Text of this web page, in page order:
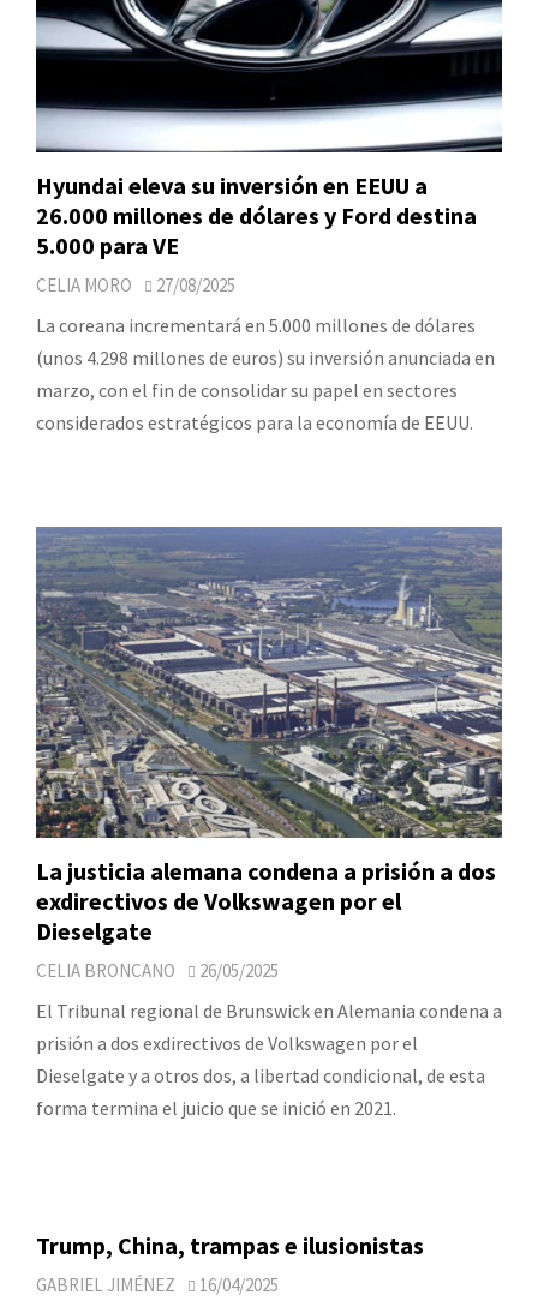
Hyundai eleva su inversión en EEUU a
26.000 millones de dólares y Ford destina
5.000 para VE
CELIA MORO 27/08/2025
La coreana incrementará en 5.000 millones de dólares
(unos 4.298 millones de euros) su inversión anunciada en
marzo, con el fin de consolidar su papel en sectores
considerados estratégicos para la economía de EEUU.
La justicia alemana condena a prisión a dos
exdirectivos de Volkswagen por el
Dieselgate
CELIA BRONCANO 26/05/2025
El Tribunal regional de Brunswick en Alemania condena a
prisión a dos exdirectivos de Volkswagen por el
Dieselgate y a otros dos, a libertad condicional, de esta
forma termina el juicio que se inició en 2021.
Trump, China, trampas e ilusionistas
GABRIEL JIMÉNEZ 16/04/2025